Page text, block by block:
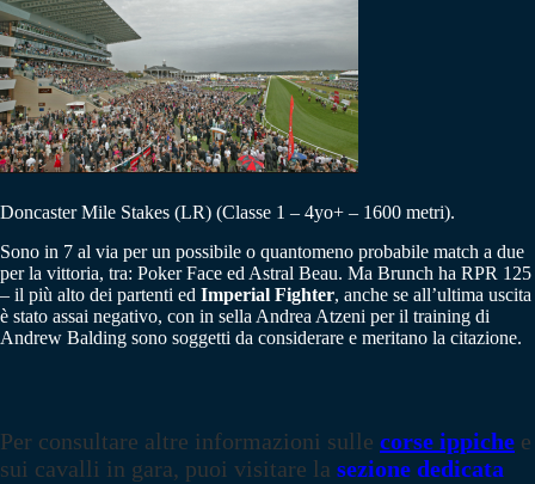
Doncaster Mile Stakes (LR) (Classe 1 – 4yo+ – 1600 metri).
Sono in 7 al via per un possibile o quantomeno probabile match a due
per la vittoria, tra: Poker Face ed Astral Beau. Ma Brunch ha RPR 125
– il più alto dei partenti ed Imperial Fighter, anche se all’ultima uscita
è stato assai negativo, con in sella Andrea Atzeni per il training di
Andrew Balding sono soggetti da considerare e meritano la citazione.
Per consultare altre informazioni sulle corse ippiche e
sui cavalli in gara, puoi visitare la sezione dedicata